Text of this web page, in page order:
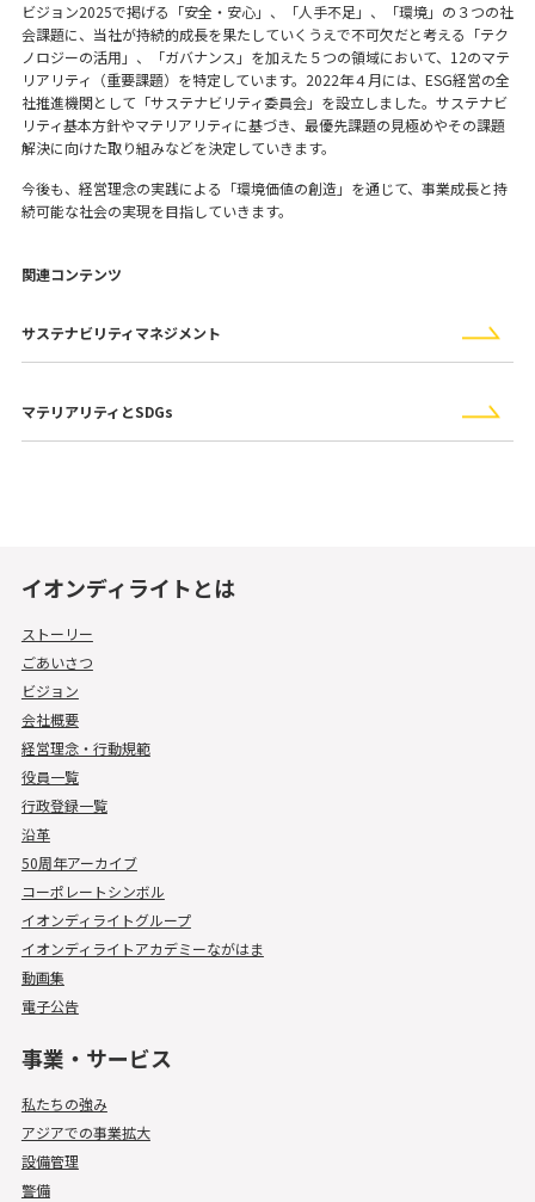
ビジョン2025で掲げる「安全・安心」、「人手不足」、「環境」の３つの社
会課題に、当社が持続的成長を果たしていくうえで不可欠だと考える「テク
ノロジーの活用」、「ガバナンス」を加えた５つの領域において、12のマテ
リアリティ（重要課題）を特定しています。2022年４月には、ESG経営の全
社推進機関として「サステナビリティ委員会」を設立しました。サステナビ
リティ基本方針やマテリアリティに基づき、最優先課題の見極めやその課題
解決に向けた取り組みなどを決定していきます。
今後も、経営理念の実践による「環境価値の創造」を通じて、事業成長と持
続可能な社会の実現を目指していきます。
関連コンテンツ
サステナビリティマネジメント
マテリアリティとSDGs
イオンディライトとは
ストーリー
ごあいさつ
ビジョン
会社概要
経営理念・行動規範
役員一覧
行政登録一覧
沿革
50周年アーカイブ
コーポレートシンボル
イオンディライトグループ
イオンディライトアカデミーながはま
動画集
電子公告
事業・サービス
私たちの強み
アジアでの事業拡大
設備管理
警備